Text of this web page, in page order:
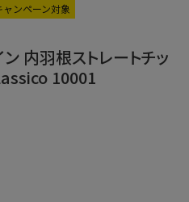
ャンペーン対象
内羽根ストレートチッ
10001